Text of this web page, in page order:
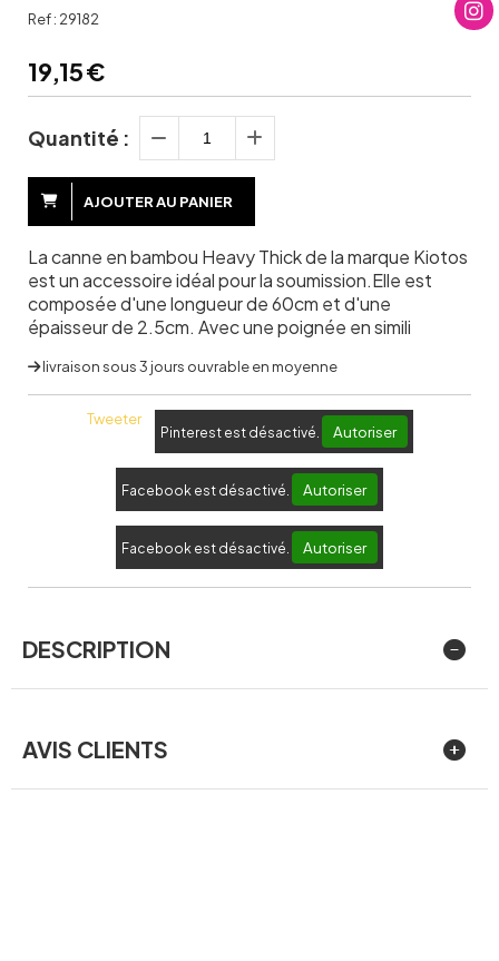
Ref : 29182
19,15€
Quantité :
AJOUTER AU PANIER
La canne en bambou Heavy Thick de la marque Kiotos
est un accessoire idéal pour la soumission.Elle est
composée d'une longueur de 60cm et d'une
épaisseur de 2.5cm. Avec une poignée en simili
livraison sous 3 jours ouvrable en moyenne
Tweeter
Pinterest est désactivé. Autoriser
Facebook est désactivé. Autoriser
Facebook est désactivé. Autoriser
DESCRIPTION
AVIS CLIENTS